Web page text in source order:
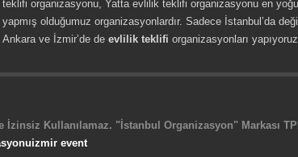
teklifi organizasyonu, Yatta evlilik teklifi organizasyonu en
yapmış olduğumuz organizasyonlardır. Sadece İstanbul’da
Ankara ve İzmir’de de evlilik teklifi organizasyonları
İzinsiz Kullanılamaz. "İstanbul Organizasyon" Markası
izmir event